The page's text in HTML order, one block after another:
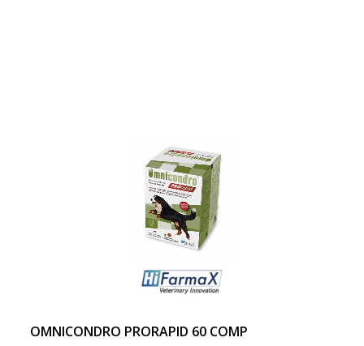
OMNICONDRO PRORAPID 60 COMP